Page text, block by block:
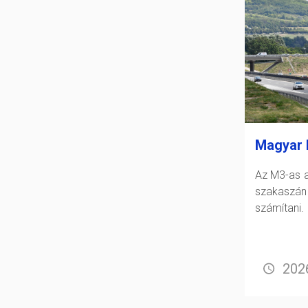
Magyar
Az M3-as
számítani.